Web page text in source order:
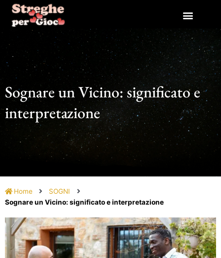
contenuto
Sognare un Vicino: significato e
interpretazione
Home
SOGNI
Sognare un Vicino: significato e interpretazione